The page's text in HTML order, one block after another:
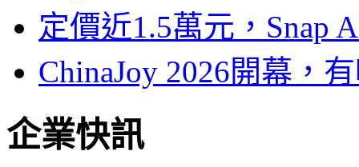
定價近1.5萬元，Snap
ChinaJoy 2026開幕，
企業快訊